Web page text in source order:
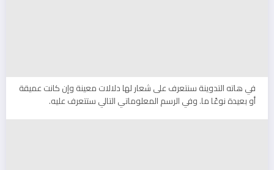
في هاته التدوينة سنتعرف على شعار لها دلالات معينة وإن كانت عميقة
أو بعيدة نوعًا ما. وفي الرسم المعلوماتي التالي ستتعرف عليه.